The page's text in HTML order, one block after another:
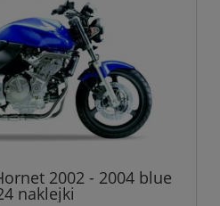
2002 - 2004 blue
naklejki